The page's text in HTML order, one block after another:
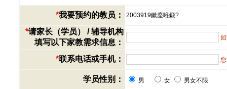
*我要预约的教员： 2003919鏉庢暀鍛?
*请家长（学员） / 辅导机构
填写以下家教需求信息：
*联系电话或手机：
学员性别： 男 女 男女不限